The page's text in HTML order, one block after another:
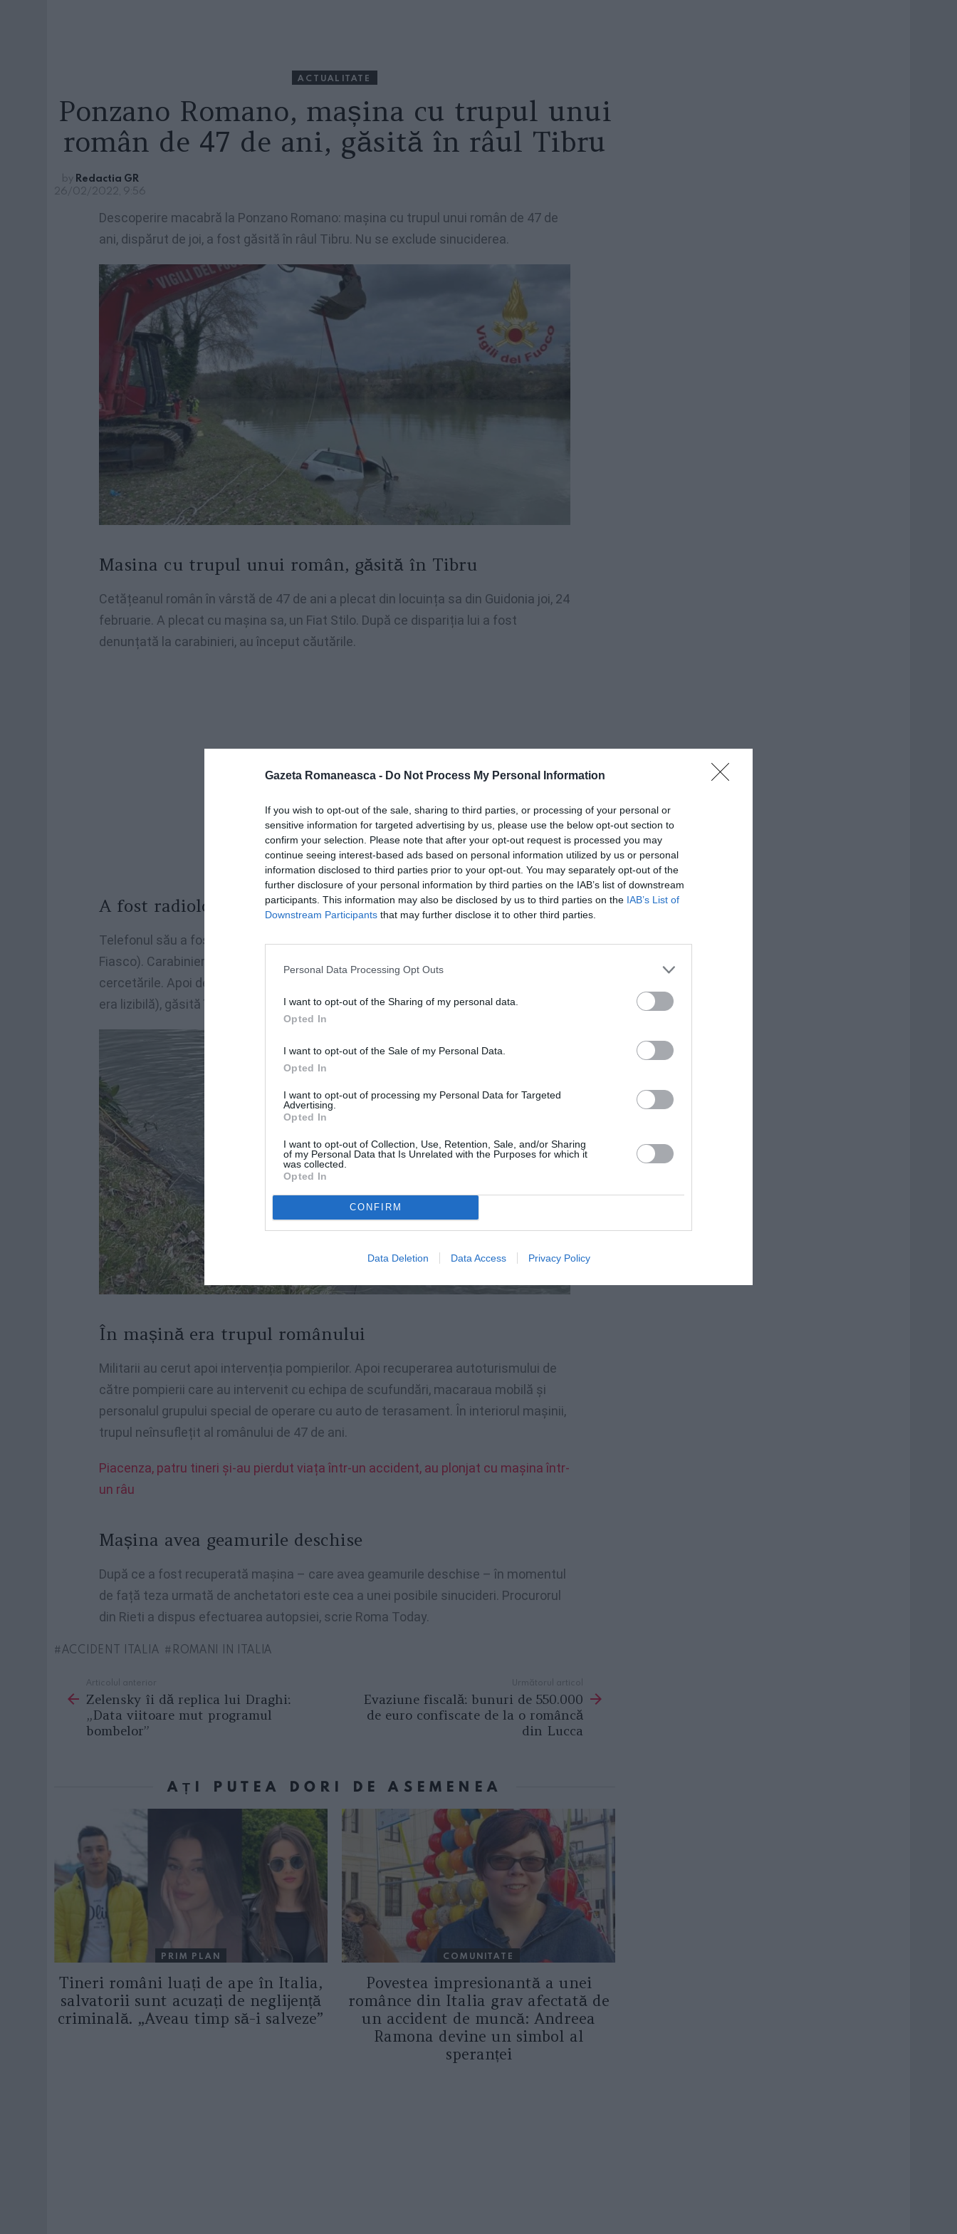
Gazeta Romaneasca - Do Not Process My Personal Information
If you wish to opt-out of the sale, sharing to third parties, or processing of your personal or
sensitive information for targeted advertising by us, please use the below opt-out section to
confirm your selection. Please note that after your opt-out request is processed you may
continue seeing interest-based ads based on personal information utilized by us or personal
information disclosed to third parties prior to your opt-out. You may separately opt-out of the
further disclosure of your personal information by third parties on the IAB’s list of downstream
participants. This information may also be disclosed by us to third parties on the IAB’s List of
Downstream Participants that may further disclose it to other third parties.
Personal Data Processing Opt Outs
I want to opt-out of the Sharing of my personal data.
Opted In
I want to opt-out of the Sale of my Personal Data.
Opted In
I want to opt-out of processing my Personal Data for Targeted
Advertising.
Opted In
I want to opt-out of Collection, Use, Retention, Sale, and/or Sharing
of my Personal Data that Is Unrelated with the Purposes for which it
was collected.
Opted In
CONFIRM
Data Deletion Data Access Privacy Policy
ACTUALITATE
Ponzano Romano, mașina cu trupul unui
român de 47 de ani, găsită în râul Tibru
by Redactia GR
26/02/2022, 9:56
Descoperire macabră la Ponzano Romano: mașina cu trupul unui român de 47 de
ani, dispărut de joi, a fost găsită în râul Tibru. Nu se exclude sinuciderea.
Masina cu trupul unui român, găsită în Tibru
Cetățeanul român în vârstă de 47 de ani a plecat din locuința sa din Guidonia joi, 24
februarie. A plecat cu mașina sa, un Fiat Stilo. După ce dispariția lui a fost
denunțată la carabinieri, au început căutările.
A fost radiolocalizat telefonul
Telefonul său a fost radiolocalizat în municipiul Ponzano Romano (în localitatea
Fiasco). Carabinierii companiei Monterotondo au fost cei care au început
cercetările. Apoi descoperirea mașinii semi-scufundate (plăcuța de înmatriculare
era lizibilă), găsită în râul Tibru.
În mașină era trupul românului
Militarii au cerut apoi intervenția pompierilor. Apoi recuperarea autoturismului de
către pompierii care au intervenit cu echipa de scufundări, macaraua mobilă și
personalul grupului special de operare cu auto de terasament. În interiorul mașinii,
trupul neînsuflețit al românului de 47 de ani.
Piacenza, patru tineri și-au pierdut viața într-un accident, au plonjat cu mașina într-
un râu
Mașina avea geamurile deschise
După ce a fost recuperată mașina – care avea geamurile deschise – în momentul
de față teza urmată de anchetatori este cea a unei posibile sinucideri. Procurorul
din Rieti a dispus efectuarea autopsiei, scrie Roma Today.
ACCIDENT ITALIA ROMANI IN ITALIA
more
Articolul anterior
Zelensky îi dă replica lui Draghi:
„Data viitoare mut programul
bombelor”
Următorul articol
Evaziune fiscală: bunuri de 550.000
de euro confiscate de la o româncă
din Lucca
AȚI PUTEA DORI DE ASEMENEA
PRIM PLAN
Tineri români luați de ape în Italia,
salvatorii sunt acuzați de neglijență
criminală. „Aveau timp să-i salveze”
COMUNITATE
Povestea impresionantă a unei
românce din Italia grav afectată de
un accident de muncă: Andreea
Ramona devine un simbol al
speranței